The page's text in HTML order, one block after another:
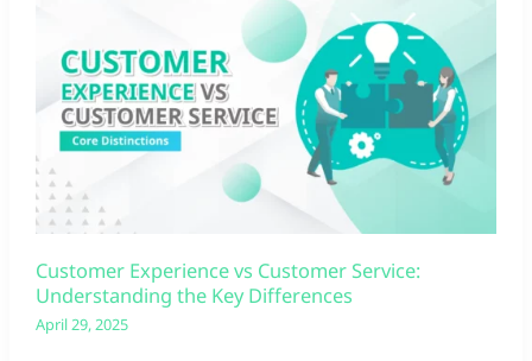
Customer Experience vs Customer Service:
Understanding the Key Differences
April 29, 2025